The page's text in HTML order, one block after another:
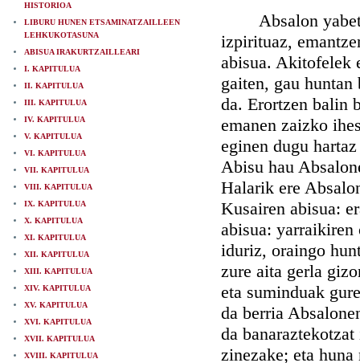
HISTORIOA
LIBURU HUNEN ETSAMINATZAILLEEN
LEHKUKOTASUNA
ABISUA IRAKURTZAILLEARI
I. KAPITULUA
II. KAPITULUA
III. KAPITULUA
IV. KAPITULUA
V. KAPITULUA
VI. KAPITULUA
VII. KAPITULUA
VIII. KAPITULUA
IX. KAPITULUA
X. KAPITULUA
XI. KAPITULUA
XII. KAPITULUA
XIII. KAPITULUA
XIV. KAPITULUA
XV. KAPITULUA
XVI. KAPITULUA
XVII. KAPITULUA
XVIII. KAPITULUA
Absalon yabetu
izpirituaz,
abisua. Akitofelek
gaiten, gau huntan
da. Erortzen balin
emanen zaizko
eginen dugu
Abisu hau
Halarik ere
Kusairen abisua:
abisua: yarraikiren
iduriz, oraingo
zure aita gerla
eta suminduak
da berria
da
zinezake; eta